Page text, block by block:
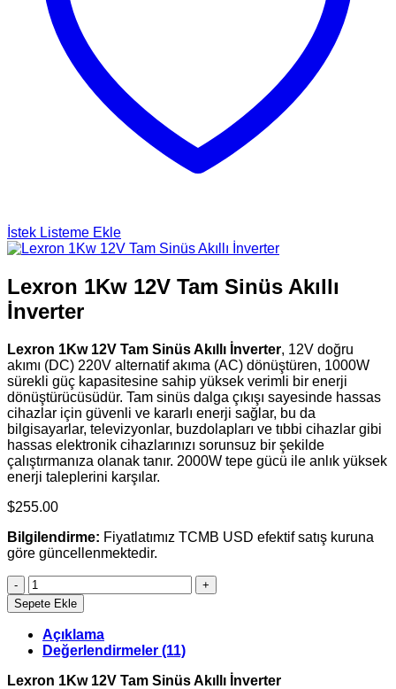
İstek Listeme Ekle
Lexron 1Kw 12V Tam Sinüs Akıllı
İnverter
Lexron 1Kw 12V Tam Sinüs Akıllı İnverter, 12V doğru
akımı (DC) 220V alternatif akıma (AC) dönüştüren, 1000W
sürekli güç kapasitesine sahip yüksek verimli bir enerji
dönüştürücüsüdür. Tam sinüs dalga çıkışı sayesinde hassas
cihazlar için güvenli ve kararlı enerji sağlar, bu da
bilgisayarlar, televizyonlar, buzdolapları ve tıbbi cihazlar gibi
hassas elektronik cihazlarınızı sorunsuz bir şekilde
çalıştırmanıza olanak tanır. 2000W tepe gücü ile anlık yüksek
enerji taleplerini karşılar.
$255.00
Bilgilendirme: Fiyatlatımız TCMB USD efektif satış kuruna
göre güncellenmektedir.
Lexron
1Kw
12V
Tam
Sinüs
Akıllı
İnverter
Sepete Ekle
Açıklama
Değerlendirmeler (11)
Lexron 1Kw 12V Tam Sinüs Akıllı İnverter